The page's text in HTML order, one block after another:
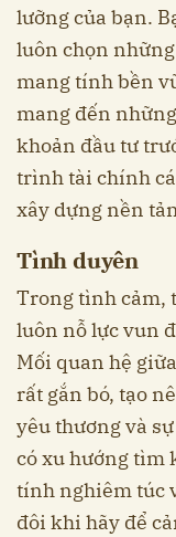
lưỡng của bạn.
luôn chọn
mang tính bền
mang đến
khoản đầu tư
trình tài chính
xây dựng nền
Tình duyên
Trong tình cảm,
luôn nỗ lực vun
Mối quan hệ
rất gắn bó, tạo
yêu thương và
có xu hướng tìm
tính nghiêm túc
đôi khi hãy để